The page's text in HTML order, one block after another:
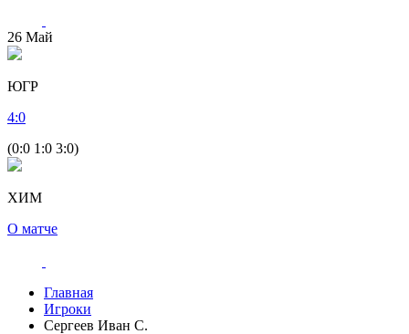
26 Май
ЮГР
4:0
(0:0 1:0 3:0)
ХИМ
О матче
Главная
Игроки
Сергеев Иван С.